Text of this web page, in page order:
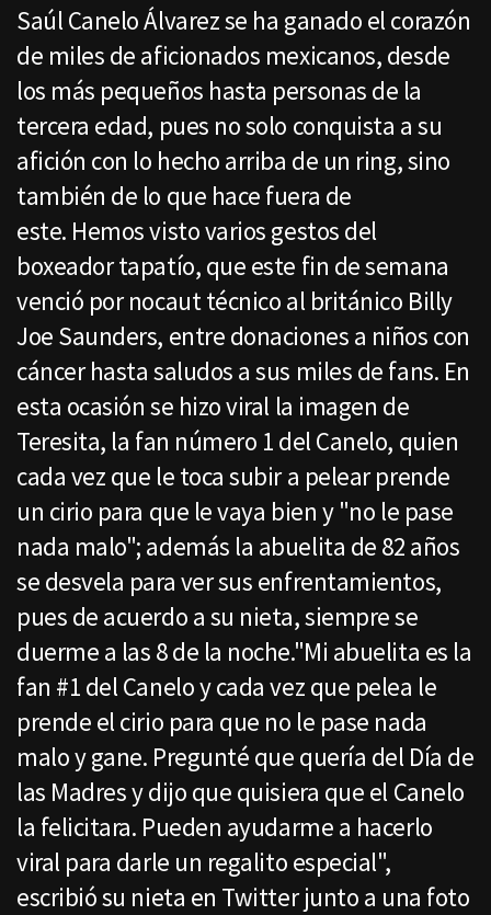
Saúl Canelo Álvarez se ha ganado el corazón
de miles de aficionados mexicanos, desde
los más pequeños hasta personas de la
tercera edad, pues no solo conquista a su
afición con lo hecho arriba de un ring, sino
también de lo que hace fuera de
este. Hemos visto varios gestos del
boxeador tapatío, que este fin de semana
venció por nocaut técnico al británico Billy
Joe Saunders, entre donaciones a niños con
cáncer hasta saludos a sus miles de fans. En
esta ocasión se hizo viral la imagen de
Teresita, la fan número 1 del Canelo, quien
cada vez que le toca subir a pelear prende
un cirio para que le vaya bien y "no le pase
nada malo"; además la abuelita de 82 años
se desvela para ver sus enfrentamientos,
pues de acuerdo a su nieta, siempre se
duerme a las 8 de la noche."Mi abuelita es la
fan #1 del Canelo y cada vez que pelea le
prende el cirio para que no le pase nada
malo y gane. Pregunté que quería del Día de
las Madres y dijo que quisiera que el Canelo
la felicitara. Pueden ayudarme a hacerlo
viral para darle un regalito especial",
escribió su nieta en Twitter junto a una foto